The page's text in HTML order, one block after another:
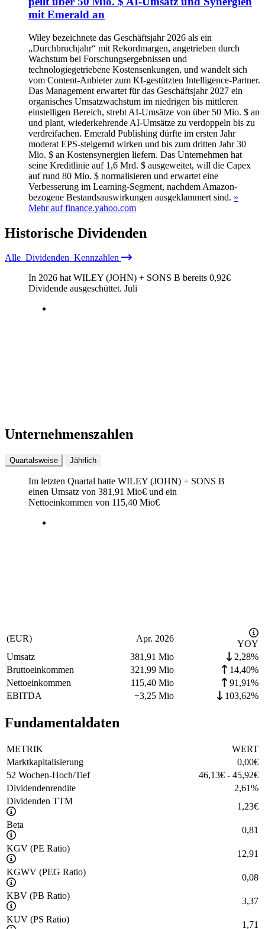
mit Emerald an
Wiley bezeichnete das Geschäftsjahr 2026 als ein
„Durchbruchjahr“ mit Rekordmargen, angetrieben durch
Wachstum bei Forschungsergebnissen und
technologiegetriebene Kostensenkungen, und wandelt sich
vom Content-Anbieter zum KI-gestützten Intelligence-Partner.
Das Management erwartet für das Geschäftsjahr 2027 ein
organisches Umsatzwachstum im niedrigen bis mittleren
einstelligen Bereich, strebt AI-Umsätze von über 50 Mio. $ an
und plant, wiederkehrende AI-Umsätze zu verdoppeln bis zu
verdreifachen. Emerald Publishing dürfte im ersten Jahr
moderat EPS-steigernd wirken und bis zum dritten Jahr 30
Mio. $ an Kostensynergien liefern. Das Unternehmen hat
seine Kreditlinie auf 1,6 Mrd. $ ausgeweitet, will die Capex
auf rund 80 Mio. $ normalisieren und erwartet eine
Verbesserung im Learning-Segment, nachdem Amazon-
bezogene Bestandsauswirkungen ausgeklammert sind. »
Mehr auf finance.yahoo.com
Historische Dividenden
Alle Dividenden Kennzahlen
In 2026 hat WILEY (JOHN) + SONS B bereits 0,92€
Dividende ausgeschüttet. Juli
Unternehmenszahlen
Quartalsweise Jährlich
Im letzten Quartal hatte WILEY (JOHN) + SONS B
einen Umsatz von 381,91 Mio€ und ein
Nettoeinkommen von 115,40 Mio€
(EUR) Apr. 2026
YOY
Umsatz
381,91 Mio
2,28%
Bruttoeinkommen
321,99 Mio
14,40%
Nettoeinkommen
115,40 Mio
91,91%
EBITDA
−3,25 Mio 103,62%
Fundamentaldaten
METRIK
WERT
Marktkapitalisierung
0,00€
52 Wochen-Hoch/Tief
46,13€ - 45,92€
Dividendenrendite
2,61%
Dividenden TTM
1,23€
Beta
0,81
KGV (PE Ratio)
12,91
KGWV (PEG Ratio)
0,08
KBV (PB Ratio)
3,37
KUV (PS Ratio)
1,71